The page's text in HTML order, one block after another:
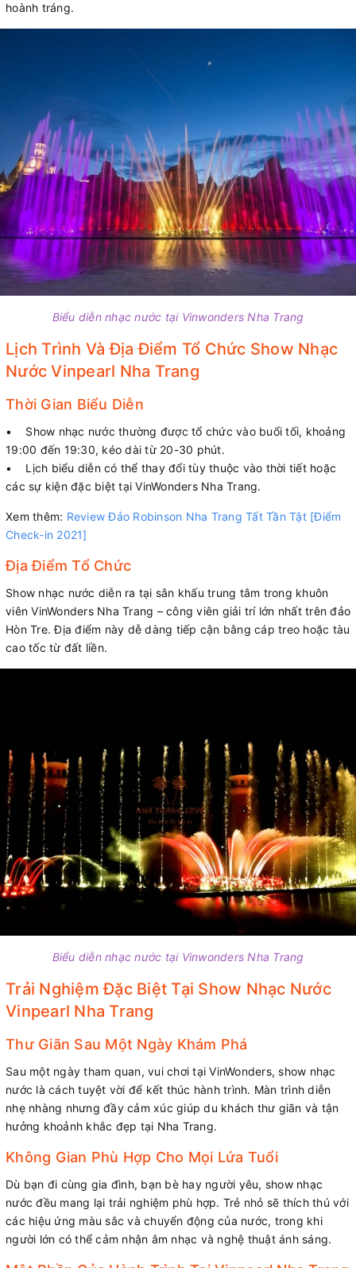
hoành tráng.
Biểu diễn nhạc nước tại Vinwonders Nha Trang
Lịch Trình Và Địa Điểm Tổ Chức Show Nhạc
Nước Vinpearl Nha Trang
Thời Gian Biểu Diễn
• Show nhạc nước thường được tổ chức vào buổi tối, khoảng
19:00 đến 19:30, kéo dài từ 20-30 phút.
• Lịch biểu diễn có thể thay đổi tùy thuộc vào thời tiết hoặc
các sự kiện đặc biệt tại VinWonders Nha Trang.
Xem thêm: Review Đảo Robinson Nha Trang Tất Tần Tật [Điểm
Check-in 2021]
Địa Điểm Tổ Chức
Show nhạc nước diễn ra tại sân khấu trung tâm trong khuôn
viên VinWonders Nha Trang – công viên giải trí lớn nhất trên đảo
Hòn Tre. Địa điểm này dễ dàng tiếp cận bằng cáp treo hoặc tàu
cao tốc từ đất liền.
Biểu diễn nhạc nước tại Vinwonders Nha Trang
Trải Nghiệm Đặc Biệt Tại Show Nhạc Nước
Vinpearl Nha Trang
Thư Giãn Sau Một Ngày Khám Phá
Sau một ngày tham quan, vui chơi tại VinWonders, show nhạc
nước là cách tuyệt vời để kết thúc hành trình. Màn trình diễn
nhẹ nhàng nhưng đầy cảm xúc giúp du khách thư giãn và tận
hưởng khoảnh khắc đẹp tại Nha Trang.
Không Gian Phù Hợp Cho Mọi Lứa Tuổi
Dù bạn đi cùng gia đình, bạn bè hay người yêu, show nhạc
nước đều mang lại trải nghiệm phù hợp. Trẻ nhỏ sẽ thích thú với
các hiệu ứng màu sắc và chuyển động của nước, trong khi
người lớn có thể cảm nhận âm nhạc và nghệ thuật ánh sáng.